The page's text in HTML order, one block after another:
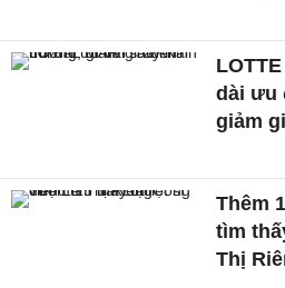
dài ưu
giảm
Thêm
tìm
Thị